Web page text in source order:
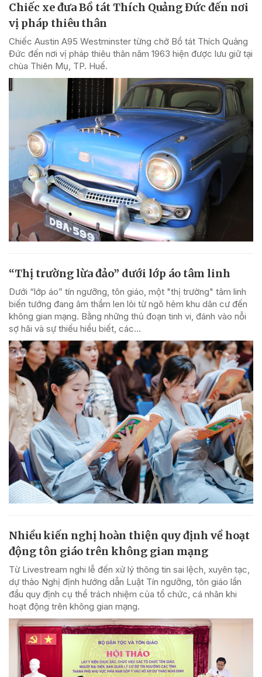
Chiếc xe đưa Bồ tát Thích Quảng Đức đến nơi
vị pháp thiêu thân
Chiếc Austin A95 Westminster từng chở Bồ tát Thích Quảng
Đức đến nơi vị pháp thiêu thân năm 1963 hiện được lưu giữ tại
chùa Thiên Mụ, TP. Huế.
“Thị trường lừa đảo” dưới lớp áo tâm linh
Dưới “lớp áo” tín ngưỡng, tôn giáo, một "thị trường" tâm linh
biến tướng đang âm thầm len lỏi từ ngõ hẻm khu dân cư đến
không gian mạng. Bằng những thủ đoạn tinh vi, đánh vào nỗi
sợ hãi và sự thiếu hiểu biết, các...
Nhiều kiến nghị hoàn thiện quy định về hoạt
động tôn giáo trên không gian mạng
Từ Livestream nghi lễ đến xử lý thông tin sai lệch, xuyên tạc,
dự thảo Nghị định hướng dẫn Luật Tín ngưỡng, tôn giáo lần
đầu quy định cụ thể trách nhiệm của tổ chức, cá nhân khi
hoạt động trên không gian mạng.